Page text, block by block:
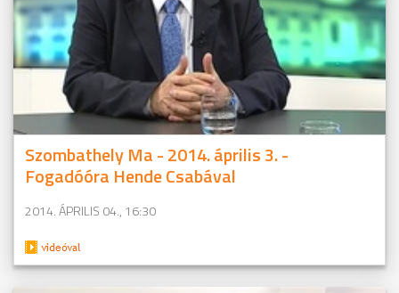
Szombathely Ma - 2014. április 3. -
Fogadóóra Hende Csabával
2014. ÁPRILIS 04., 16:30